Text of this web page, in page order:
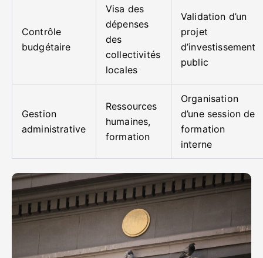
Contrôle
budgétaire
Visa des
dépenses
des
collectivités
locales
Validation d’un
projet
d’investissement
public
Gestion
administrative
Ressources
humaines,
formation
Organisation
d’une session de
formation
interne